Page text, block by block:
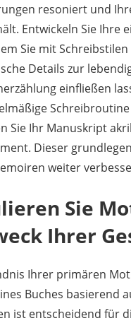
resoniert und
Entwickeln Sie Ihre
Sie mit
Details zur
einfließen
Sie Ihr Manuskript
Dieser
weiter
Sie
Ihrer
Ihrer primären
Buches basierend
ist entscheidend für